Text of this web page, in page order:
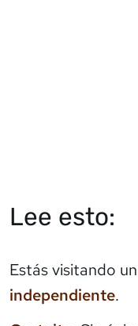
Lee esto:
Estás visitando
independiente.